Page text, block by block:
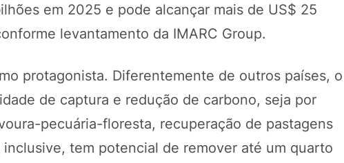
em 2025 e pode alcançar mais de US$ 25
levantamento da IMARC Group.
protagonista. Diferentemente de outros países, o
de captura e redução de carbono, seja por
pecuária-floresta, recuperação de pastagens
tem potencial de remover até um quarto